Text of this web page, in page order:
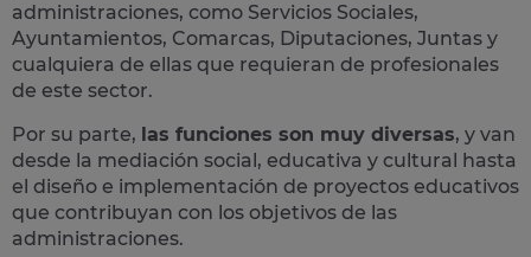
administraciones, como Servicios Sociales,
Ayuntamientos, Comarcas, Diputaciones, Juntas y
cualquiera de ellas que requieran de profesionales
de este sector.
Por su parte, las funciones son muy diversas, y van
desde la mediación social, educativa y cultural hasta
el diseño e implementación de proyectos educativos
que contribuyan con los objetivos de las
administraciones.